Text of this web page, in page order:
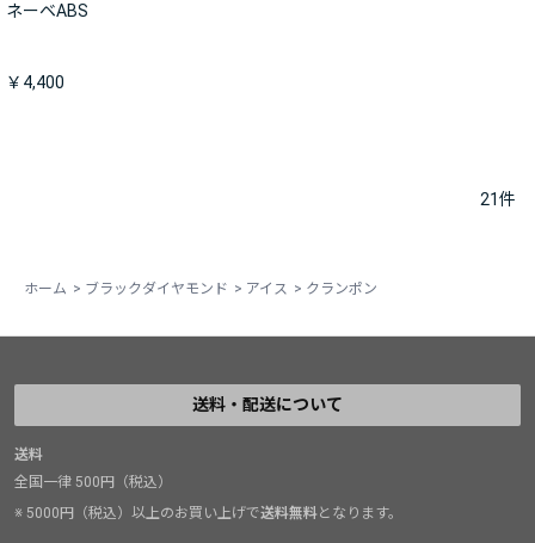
ネーベABS
￥4,400
21件
ホーム > ブラックダイヤモンド > アイス > クランポン
送料・配送について
送料
全国一律 500円（税込）
※ 5000円（税込）以上のお買い上げで送料無料となります。